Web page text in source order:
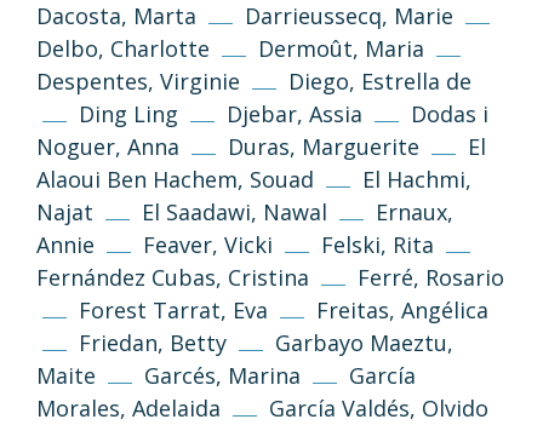
Dacosta, Marta
Darrieussecq, Marie
Delbo, Charlotte
Dermoût, Maria
Despentes, Virginie
Diego, Estrella de
Ding Ling
Djebar, Assia
Dodas i
Noguer, Anna
Duras, Marguerite
El
Alaoui Ben Hachem, Souad
El Hachmi,
Najat
El Saadawi, Nawal
Ernaux,
Annie
Feaver, Vicki
Felski, Rita
Fernández Cubas, Cristina
Ferré, Rosario
Forest Tarrat, Eva
Freitas, Angélica
Friedan, Betty
Garbayo Maeztu,
Maite
Garcés, Marina
García
Morales, Adelaida
García Valdés, Olvido